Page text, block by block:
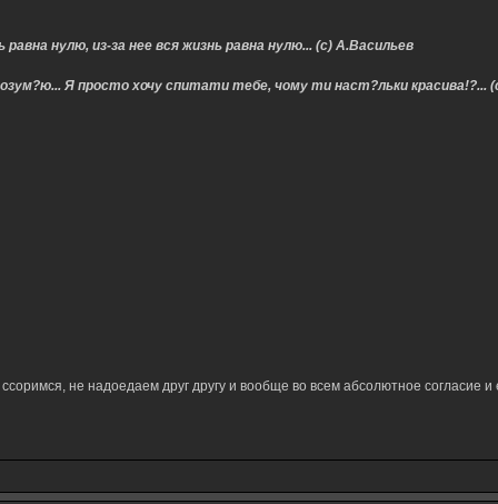
нулю, из-за нее вся жизнь равна нулю... (с) А.Васильев
Я просто хочу спитати тебе, чому ти наст?льки красива!?...
не надоедаем друг другу и вообще во всем абсолютное согласие и